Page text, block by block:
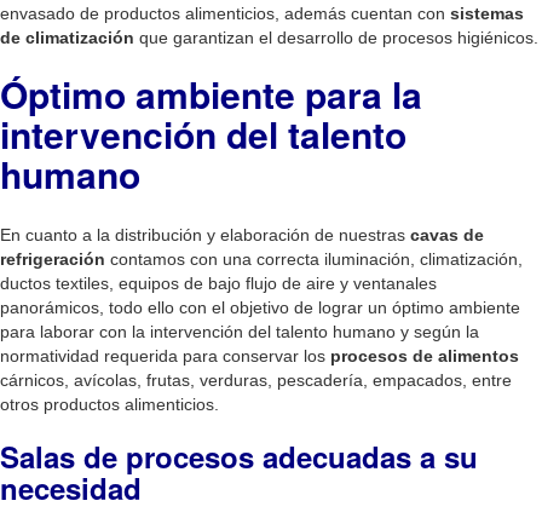
envasado de productos alimenticios, además cuentan con sistemas
de climatización que garantizan el desarrollo de procesos higiénicos.
Óptimo ambiente para la
intervención del talento
humano
En cuanto a la distribución y elaboración de nuestras cavas de
refrigeración contamos con una correcta iluminación, climatización,
ductos textiles, equipos de bajo flujo de aire y ventanales
panorámicos, todo ello con el objetivo de lograr un óptimo ambiente
para laborar con la intervención del talento humano y según la
normatividad requerida para conservar los procesos de alimentos
cárnicos, avícolas, frutas, verduras, pescadería, empacados, entre
otros productos alimenticios.
Salas de procesos adecuadas a su
necesidad